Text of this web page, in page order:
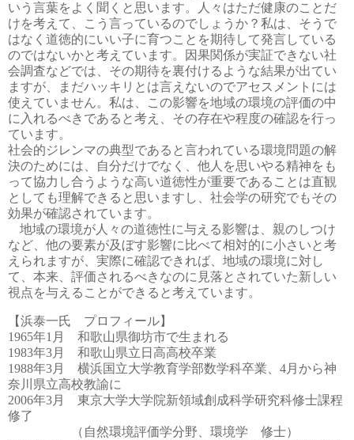
いう言葉をよく聞くと思います。人々はただ健康のことだ
けを考えて、こう言っているのでしょうか？私は、そうで
はなく道徳的にいい子に育つことを期待して発言している
のではないかと考えています。因果関係が実証できない社
会調査などでは、その期待を裏付けるような結果が出てい
ますが、まだハッキリとは言えないのでアセスメントには
使えていません。私は、この影響を地域の環境の評価の中
に入れるべきであると考え、その存在や程度の確認を行っ
ています。
社会的ジレンマの典型であると言われている環境問題の解
決のためには、自分だけでなく、他人を思いやる精神をも
って協力し合うような高い道徳性が重要であることは直観
としても理解できると思いますし、社会学の研究でもその
効果が確認されています。
地域の環境が人々の道徳性に与える影響は、親のしつけ
など、他の要素が及ぼす影響に比べて相対的に小さいと考
えられますが、実際に確認できれば、地域の環境に対し
て、本来、評価されるべきなのに見落とされていた新しい
視点を与えることができると考えています。
【浜泰一氏 プロフィール】
1965年1 月 和歌山県御坊市で生まれる
1983年3月 和歌山県立日高高校卒業
1988年3月 横浜国立大学教育学部数学科卒業、 4月から神
奈川県立高校教諭に
2006年3月 東京大学大学院新領域創成科学研究科修士課程
修了
（自然環境評価学分野、環境学 修士）